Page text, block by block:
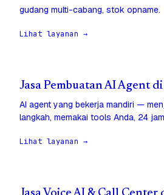
gudang multi-cabang, stok opname.
Lihat layanan →
Jasa Pembuatan AI Agent
AI agent yang bekerja mandiri —
langkah, memakai tools Anda, 24
Lihat layanan →